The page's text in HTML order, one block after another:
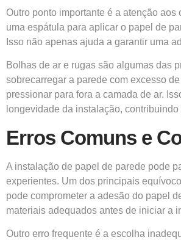
Outro ponto importante é a atenção
uma espátula para aplicar o papel de
Isso não apenas ajuda a garantir uma
Bolhas de ar e rugas são algumas das
sobrecarregar a parede com excesso
pressionar para fora a camada de ar.
longevidade da instalação,
Erros Comuns e
A instalação de papel de parede pode
experientes. Um dos principais
pode comprometer a adesão do papel
materiais adequados antes de iniciar a
Outro erro frequente é a escolha